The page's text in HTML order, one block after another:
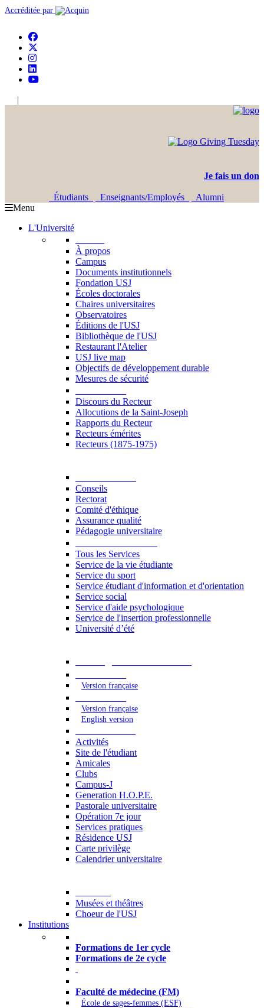
Accréditée par
|
Je fais un don
Étudiants Enseignants/Employés
Alumni
Menu
L'Université
À propos
Campus
Documents institutionnels
Fondation USJ
Écoles doctorales
Chaires universitaires
Observatoires
Éditions de l'USJ
Bibliothèque de l'USJ
Restaurant l'Atelier
USJ live map
Objectifs de développement durable
Mesures de sécurité
Discours du Recteur
Allocutions de la Saint-Joseph
Rapports du Recteur
Recteurs émérites
Recteurs (1875-1975)
Conseils
Rectorat
Comité d'éthique
Assurance qualité
Pédagogie universitaire
Tous les Services
Service de la vie étudiante
Service du sport
Service étudiant d'information et d'orientation
Service social
Service d'aide psychologique
Service de l'insertion professionnelle
Université d’été
Version française
Version française
English version
Activités
Site de l'étudiant
Amicales
Clubs
Campus-J
Generation H.O.P.E.
Pastorale universitaire
Opération 7e jour
Services pratiques
Résidence USJ
Carte privilège
Calendrier universitaire
Musées et théâtres
Choeur de l'USJ
Institutions
Formations de 1er cycle
Formations de 2e cycle
Faculté de médecine (FM)
École de sages-femmes (ESF)